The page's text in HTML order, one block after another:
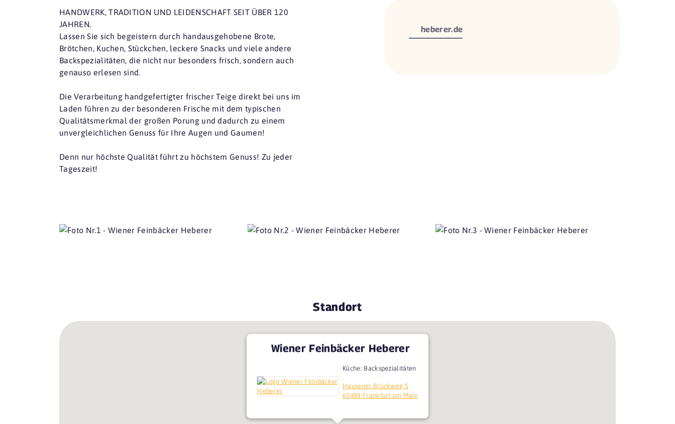
HANDWERK, TRADITION UND LEIDENSCHAFT SEIT ÜBER 120
JAHREN.
Lassen Sie sich begeistern durch handausgehobene Brote,
Brötchen, Kuchen, Stückchen, leckere Snacks und viele andere
Backspezialitäten, die nicht nur besonders frisch, sondern auch
genauso erlesen sind.
Die Verarbeitung handgefertigter frischer Teige direkt bei uns im
Laden führen zu der besonderen Frische mit dem typischen
Qualitätsmerkmal der großen Porung und dadurch zu einem
unvergleichlichen Genuss für Ihre Augen und Gaumen!
Denn nur höchste Qualität führt zu höchstem Genuss! Zu jeder
Tageszeit!
heberer.de
Standort
Wiener Feinbäcker Heberer
Küche: Backspezialitäten
Hausener Brückweg 5
60488 Frankfurt am Main